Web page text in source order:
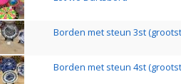
Borden met steun 3st
Borden met steun 4st